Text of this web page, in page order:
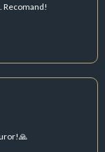
Recomand!